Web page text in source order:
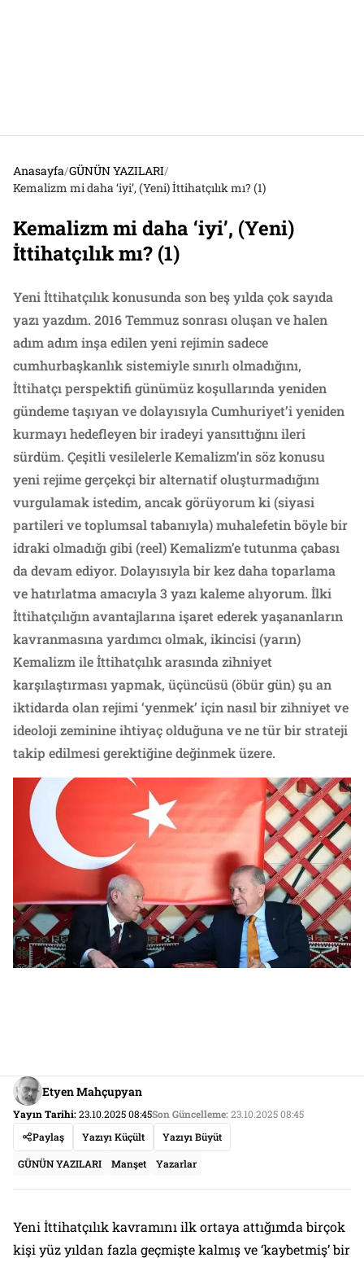
Anasayfa/GÜNÜN YAZILARI/
Kemalizm mi daha ‘iyi’, (Yeni) İttihatçılık mı? (1)
Kemalizm mi daha ‘iyi’, (Yeni)
İttihatçılık mı? (1)
Yeni İttihatçılık konusunda son beş yılda çok sayıda
yazı yazdım. 2016 Temmuz sonrası oluşan ve halen
adım adım inşa edilen yeni rejimin sadece
cumhurbaşkanlık sistemiyle sınırlı olmadığını,
İttihatçı perspektifi günümüz koşullarında yeniden
gündeme taşıyan ve dolayısıyla Cumhuriyet’i yeniden
kurmayı hedefleyen bir iradeyi yansıttığını ileri
sürdüm. Çeşitli vesilelerle Kemalizm’in söz konusu
yeni rejime gerçekçi bir alternatif oluşturmadığını
vurgulamak istedim, ancak görüyorum ki (siyasi
partileri ve toplumsal tabanıyla) muhalefetin böyle bir
idraki olmadığı gibi (reel) Kemalizm’e tutunma çabası
da devam ediyor. Dolayısıyla bir kez daha toparlama
ve hatırlatma amacıyla 3 yazı kaleme alıyorum. İlki
İttihatçılığın avantajlarına işaret ederek yaşananların
kavranmasına yardımcı olmak, ikincisi (yarın)
Kemalizm ile İttihatçılık arasında zihniyet
karşılaştırması yapmak, üçüncüsü (öbür gün) şu an
iktidarda olan rejimi ‘yenmek’ için nasıl bir zihniyet ve
ideoloji zeminine ihtiyaç olduğuna ve ne tür bir strateji
takip edilmesi gerektiğine değinmek üzere.
Etyen Mahçupyan
Yayın Tarihi:23.10.2025 08:45Son Güncelleme:23.10.2025 08:45
Paylaş
Yazıyı Küçült Yazıyı Büyüt
GÜNÜN YAZILARI Manşet Yazarlar
Yeni İttihatçılık kavramını ilk ortaya attığımda birçok
kişi yüz yıldan fazla geçmişte kalmış ve ‘kaybetmiş’ bir